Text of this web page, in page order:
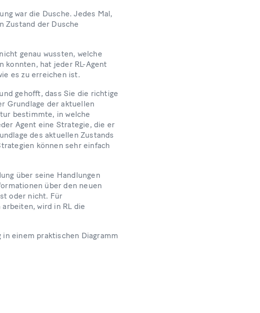
war die Dusche. Jedes Mal,
Zustand der Dusche
genau wussten, welche
konnten, hat jeder RL-Agent
es zu erreichen ist.
gehofft, dass Sie die richtige
Grundlage der aktuellen
bestimmte, in welche
Agent eine Strategie, die er
des aktuellen Zustands
können sehr einfach
über seine Handlungen
über den neuen
oder nicht. Für
wird in RL die
einem praktischen Diagramm